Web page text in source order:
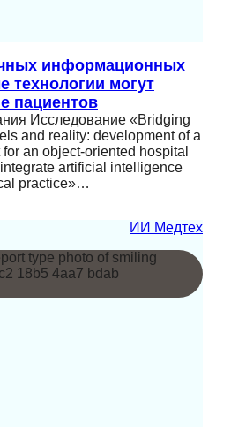
информационных
технологии могут
пациентов
Исследование «Bridging
and reality: development of a
an object-oriented hospital
artificial intelligence
practice»…
ИИ Медтех